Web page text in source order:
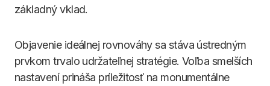
základný vklad.
Objavenie ideálnej rovnováhy sa stáva ústredným
prvkom trvalo udržateľnej stratégie. Voľba smelších
nastavení prináša príležitosť na monumentálne